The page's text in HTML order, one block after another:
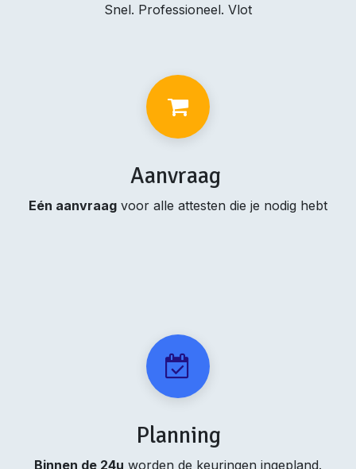
Snel. Professioneel. Vlot
Aanvraag
Eén aanvraag voor alle attesten die je nodig hebt
Planning
Binnen de 24u worden de keuringen ingepland.